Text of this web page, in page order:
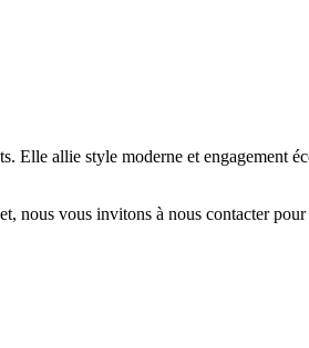
Elle allie style moderne et engagement
nous vous invitons à nous contacter